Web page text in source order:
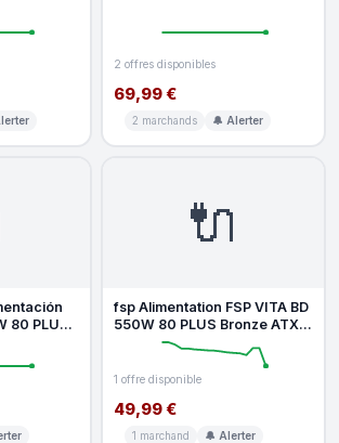
2 offres disponibles
69,99 €
2 marchands 🔔 Alerter
80 PLUS
🔌
fsp Alimentation FSP VITA BD
550W 80 PLUS Bronze ATX
3.1 fiable et performante
1 offre disponible
49,99 €
1 marchand 🔔 Alerter